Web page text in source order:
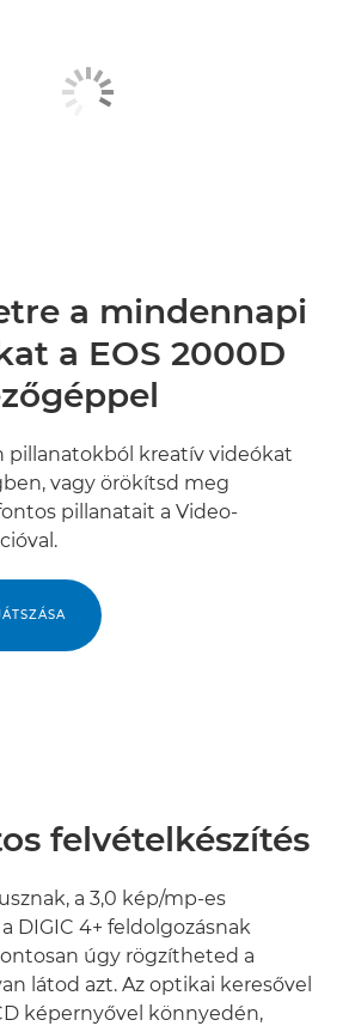
a mindennapi
a EOS 2000D
pillanatokból kreatív videókat
vagy örökítsd meg
pillanatait a Video-
felvételkészítés
a 3,0 kép/mp-es
DIGIC 4+ feldolgozásnak
úgy rögzítheted a
látod azt. Az optikai keresővel
képernyővel könnyedén,